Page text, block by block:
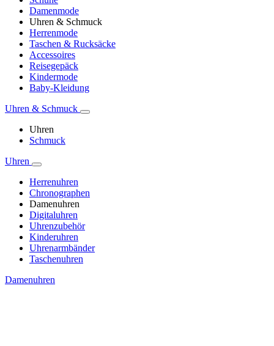
Damenmode
Uhren & Schmuck
Herrenmode
Taschen & Rucksäcke
Accessoires
Reisegepäck
Kindermode
Baby-Kleidung
Uhren & Schmuck
Uhren
Schmuck
Uhren
Herrenuhren
Chronographen
Damenuhren
Digitaluhren
Uhrenzubehör
Kinderuhren
Uhrenarmbänder
Taschenuhren
Damenuhren